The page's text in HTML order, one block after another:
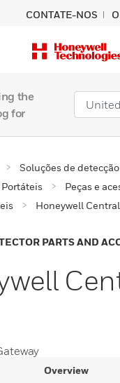
CONTATE-NOS
the
for
Soluções de detecção
Portáteis
Peças e
Honeywell
PARTS AND
Overview